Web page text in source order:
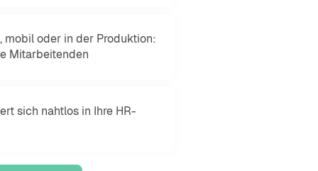
mobil oder in der Produktion:
Mitarbeitenden
sich nahtlos in Ihre HR-